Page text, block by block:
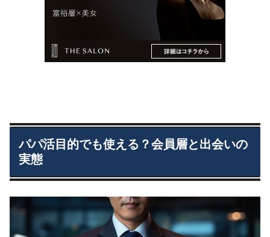
パパ活目的でも使える？会員層と出会いの
実態